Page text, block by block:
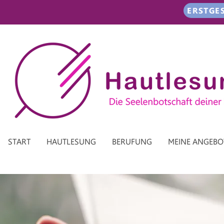
START HAUTLESUNG BERUFUNG MEINE